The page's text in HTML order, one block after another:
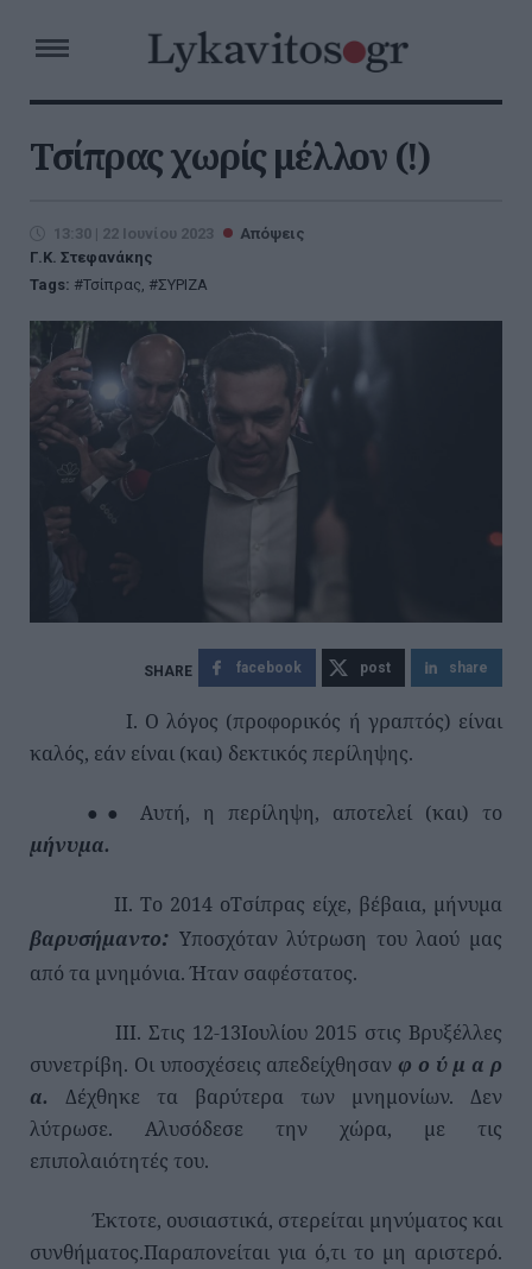
Τσίπρας χωρίς μέλλον (!)
13:30 | 22 Ιουνίου 2023
Απόψεις
Γ.Κ. Στεφανάκης
Tags:
Τσίπρας, ΣΥΡΙΖΑ
facebook post share
Ι. Ο λόγος (προφορικός ή γραπτός) είναι
καλός, εάν είναι (και) δεκτικός περίληψης.
●● Αυτή, η περίληψη, αποτελεί (και) το
μήνυμα.
ΙΙ. Το 2014 οΤσίπρας είχε, βέβαια, μήνυμα
βαρυσήμαντο: Υποσχόταν λύτρωση του λαού μας
από τα μνημόνια. Ήταν σαφέστατος.
ΙΙΙ. Στις 12-13Ιουλίου 2015 στις Βρυξέλλες
συνετρίβη. Οι υποσχέσεις απεδείχθησαν φ ο ύ μ α ρ
α. Δέχθηκε τα βαρύτερα των μνημονίων. Δεν
λύτρωσε. Αλυσόδεσε την χώρα, με τις
επιπολαιότητές του.
Έκτοτε, ουσιαστικά, στερείται μηνύματος και
συνθήματος.Παραπονείται για ό,τι το μη αριστερό.